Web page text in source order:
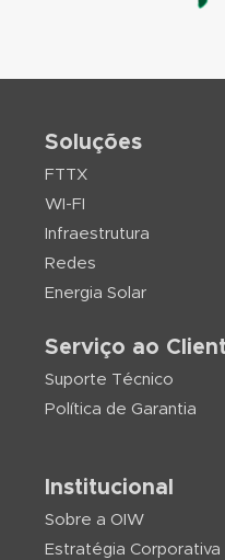
Soluções
FTTX
WI-FI
Infraestrutura
Redes
Energia Solar
Serviço ao
Suporte Técnico
Política de Garantia
Institucional
Sobre a OIW
Estratégia Corporativa